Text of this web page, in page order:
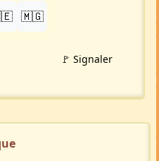
🇲🇬
🚩 Signaler